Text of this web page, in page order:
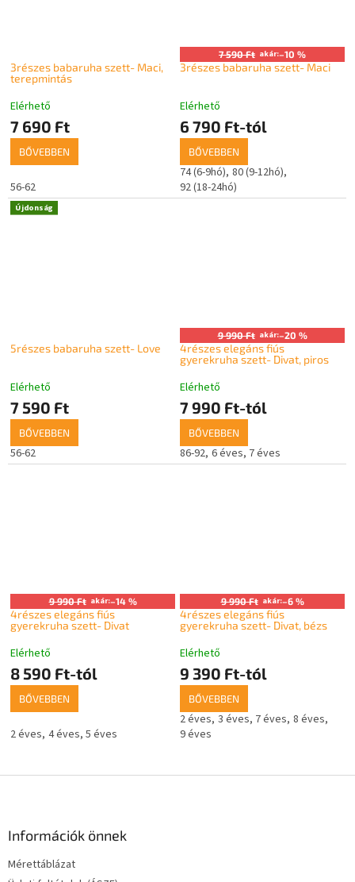
3részes babaruha szett- Maci,
terepmintás
Elérhető
7 690 Ft
BŐVEBBEN
56-62
7 590 Ft akár:–10 %
3részes babaruha szett- Maci
Elérhető
6 790 Ft-tól
BŐVEBBEN
74 (6-9hó) 80 (9-12hó)
92 (18-24hó)
Újdonság
5részes babaruha szett- Love
Elérhető
7 590 Ft
BŐVEBBEN
56-62
9 990 Ft akár:–20 %
4részes elegáns fiús
gyerekruha szett- Divat, piros
Elérhető
7 990 Ft-tól
BŐVEBBEN
86-92 6 éves 7 éves
9 990 Ft akár:–14 %
4részes elegáns fiús
gyerekruha szett- Divat
Elérhető
8 590 Ft-tól
BŐVEBBEN
2 éves 4 éves 5 éves
9 990 Ft akár:–6 %
4részes elegáns fiús
gyerekruha szett- Divat, bézs
Elérhető
9 390 Ft-tól
BŐVEBBEN
2 éves 3 éves 7 éves 8 éves
9 éves
Információk önnek
Mérettáblázat